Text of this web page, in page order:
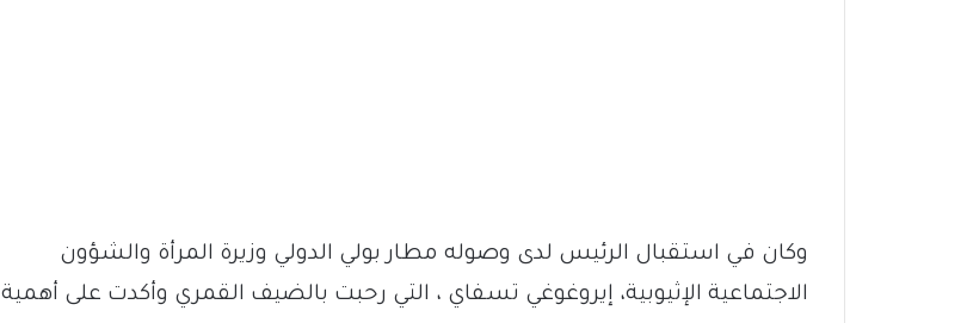
وكان في استقبال الرئيس لدى وصوله مطار بولي الدولي وزيرة المرأة والشؤون
الاجتماعية الإثيوبية، إيروغوغي تسفاي ، التي رحبت بالضيف القمري وأكدت على أهمية